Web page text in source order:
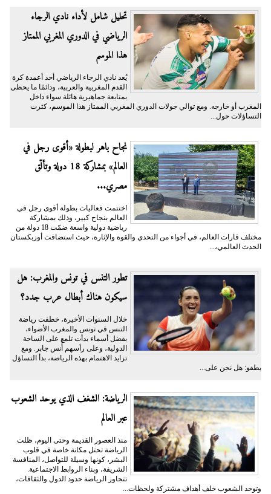
تحليل شامل لأداء نادي الرجاء
الرياضي في الدوري المغربي الممتاز
هذا الموسم
يُعد نادي الرجاء الرياضي أحد أعمدة كرة
القدم المغربية والعربية، ودائمًا ما يحظى
بمتابعة جماهيرية هائلة سواء داخل
المغرب أو خارجه. ومع توالي جولات الدوري المغربي الممتاز هذا الموسم، كثرت
التساؤلات حول...
نجاح باهر لبطولة «أقوى رجل في
العالم» بمشاركة 18 دولة وتألّق
مصري...
اختتمت فعاليات بطولة أقوى رجل في
العالم بنجاح كبير، وذلك بمشاركة
رياضية دولية واسعة ضمّت 18 دولة من
مختلف قارات العالم، في أجواء من التحدي والقوة والإثارة، حيث استضافت أوزبكستان
الحدث العالمي،...
تطور التنس في تونس والمغرب: هل
سيكون هناك أبطال عرب جدد؟
خلال السنوات الأخيرة، خطفت رياضة
التنس في تونس والمغرب الأضواء،
بفضل أسماء بدأت تلمع على الساحة
الدولية، وعلى رأسهم أُنس جابر. ومع
تزايد الاهتمام بهذه الرياضة، بدأ التساؤل
يطفو: هل نحن على...
الرياضة: الشغف الذي يوحد الشعوب
عبر العالم
منذ العصور القديمة وحتى اليوم، ظلت
الرياضة تحتل مكانة خاصة في قلوب
البشر، كونها وسيلة للتواصل، المنافسة
الشريفة، وبناء الروابط الاجتماعية.
تتجاوز الرياضة حدود الدول والثقافات،
وتوحد الشعوب خلف أهداف مشتركة ولحظات...